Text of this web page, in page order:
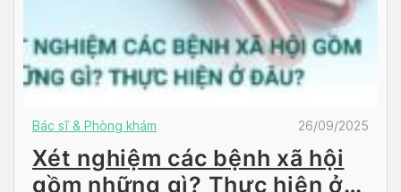
Bác sĩ & Phòng khám 26/09/2025
Xét nghiệm các bệnh xã hội
gồm những gì? Thực hiện ở